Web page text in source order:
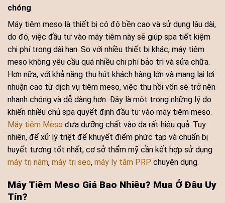
chóng
Máy tiêm meso là thiết bị có độ bền cao và sử dụng lâu dài,
do đó, việc đầu tư vào máy tiêm này sẽ giúp spa tiết kiệm
chi phí trong dài hạn. So với nhiều thiết bị khác, máy tiêm
meso không yêu cầu quá nhiều chi phí bảo trì và sửa chữa.
Hơn nữa, với khả năng thu hút khách hàng lớn và mang lại lợi
nhuận cao từ dịch vụ tiêm meso, việc thu hồi vốn sẽ trở nên
nhanh chóng và dễ dàng hơn. Đây là một trong những lý do
khiến nhiều chủ spa quyết định đầu tư vào máy tiêm meso.
Máy tiêm Meso đưa dưỡng chất vào da rất hiệu quả. Tuy
nhiên, để xử lý triệt để khuyết điểm phức tạp và chuẩn bị
huyết tương tốt nhất, cơ sở thẩm mỹ cần kết hợp sử dụng
máy trị nám, máy trị sẹo, máy ly tâm PRP chuyên dụng.
Máy Tiêm Meso Giá Bao Nhiêu? Mua Ở Đâu Uy
Tín?